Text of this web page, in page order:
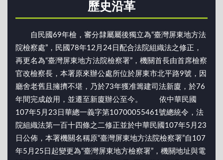
歷史沿革
自民國69年檢，審分隸屬屬後獨立為“臺灣屏東地方法
院檢察處”，民國78年12月24日配合法院組織法之修正，
再更名為“臺灣屏東地方法院檢察署”，機關首長由首席檢察
官改檢察長，本署原來辦公處所位於屏東市北平路9號，因
廳舍老舊且擁擠不堪，乃於73年獲准籌建司法新廈，於76
年間完成啟用，並遷至新廈辦公至今。 依中華民國
107年5月23日華總一義字第10700055461號總統令，法
院組織法第一百十四條之二修正並於中華民國107年5月23
日公佈，本署機關名稱原“臺灣屏東地方法院檢察署”自107
年5月25日起變更為“臺灣屏東地方檢察署”，機關地址與電